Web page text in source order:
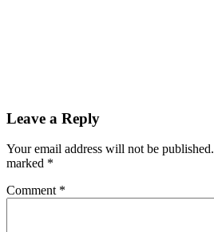
Leave a Reply
Your email address will not be published.
marked *
Comment *